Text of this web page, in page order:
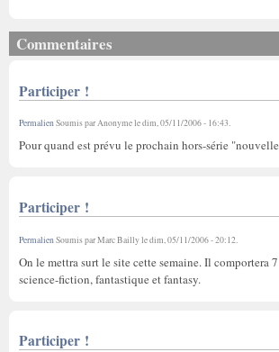
Commentaires
Participer !
PermalienSoumis parAnonymeledim, 05/11/2006 - 16:43.
Pour quand est prévu le prochain hors-série
Participer !
PermalienSoumis parMarc Baillyledim, 05/11/2006 - 20:12.
On le mettra surt le site cette semaine. Il comportera
science-fiction, fantastique et fantasy.
Participer !